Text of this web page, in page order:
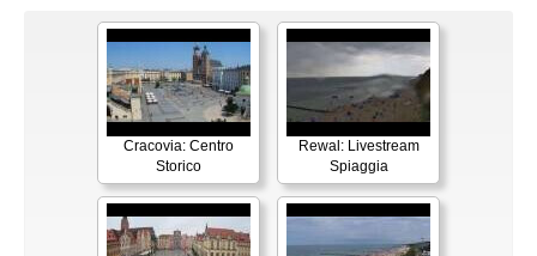
Cracovia: Centro
Storico
Rewal: Livestream
Spiaggia